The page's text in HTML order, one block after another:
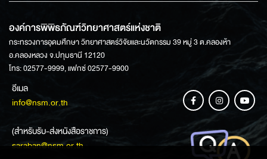
องค์การพิพิธภัณฑ์วิทยาศาสตร์แห่งชาติ
กระทรวงการอุดมศึกษา วิทยาศาสตร์วิจัยและนวัตกรรม 39 หมู่ 3 ต.คลองห้า
อ.คลองหลวง จ.ปทุมธานี 12120
โทร: 02577-9999, แฟกซ์ 02577-9900
อีเมล
info@nsm.or.th
(สำหรับรับ-ส่งหนังสือราชการ)
saraban@nsm.or.th